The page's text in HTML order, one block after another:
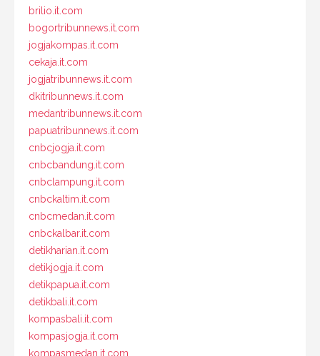
brilio.it.com
bogortribunnews.it.com
jogjakompas.it.com
cekaja.it.com
jogjatribunnews.it.com
dkitribunnews.it.com
medantribunnews.it.com
papuatribunnews.it.com
cnbcjogja.it.com
cnbcbandung.it.com
cnbclampung.it.com
cnbckaltim.it.com
cnbcmedan.it.com
cnbckalbar.it.com
detikharian.it.com
detikjogja.it.com
detikpapua.it.com
detikbali.it.com
kompasbali.it.com
kompasjogja.it.com
kompasmedan.it.com